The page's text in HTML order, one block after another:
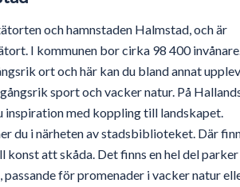
och hamnstaden Halmstad, och är
I kommunen bor cirka 98 400
ort och här kan du bland annat
sport och vacker natur. På
inspiration med koppling till landskapet.
du i närheten av stadsbiblioteket. Där
konst att skåda. Det finns en hel del parker
för promenader i vacker natur